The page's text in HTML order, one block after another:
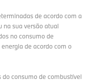
de acordo com a
sua versão atual
no consumo de
de acordo com o
consumo de combustível